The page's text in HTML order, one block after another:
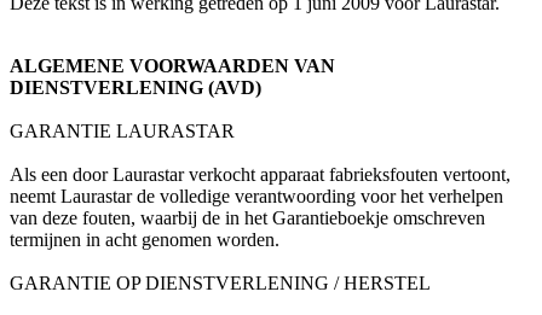
ALGEMENE VOORWAARDEN VAN
DIENSTVERLENING (AVD)
GARANTIE LAURASTAR
Als een door Laurastar verkocht apparaat fabrieksfouten vertoont,
neemt Laurastar de volledige verantwoording voor het verhelpen
van deze fouten, waarbij de in het Garantieboekje omschreven
termijnen in acht genomen worden.
GARANTIE OP DIENSTVERLENING / HERSTEL